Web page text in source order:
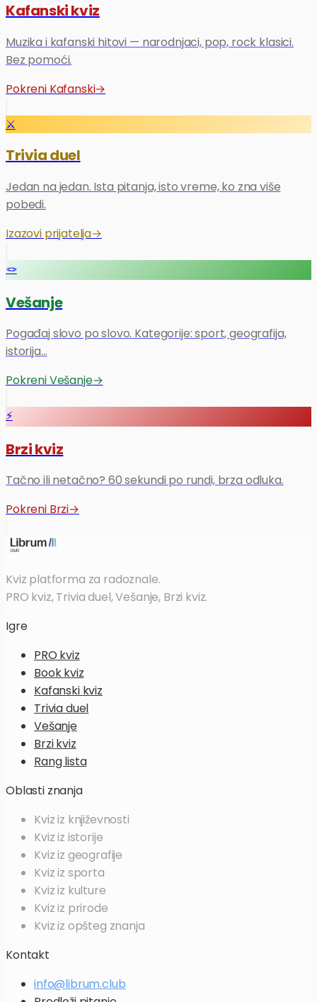
Kafanski kviz
Muzika i kafanski hitovi — narodnjaci, pop, rock klasici.
Bez pomoći.
Pokreni Kafanski→
⚔️
Trivia duel
Jedan na jedan. Ista pitanja, isto vreme, ko zna više
pobedi.
Izazovi prijatelja→
🪢
Vešanje
Pogađaj slovo po slovo. Kategorije: sport, geografija,
istorija…
Pokreni Vešanje→
⚡
Brzi kviz
Tačno ili netačno? 60 sekundi po rundi, brza odluka.
Pokreni Brzi→
Kviz platforma za radoznale.
PRO kviz, Trivia duel, Vešanje, Brzi kviz.
Igre
PRO kviz
Book kviz
Kafanski kviz
Trivia duel
Vešanje
Brzi kviz
Rang lista
Oblasti znanja
Kviz iz književnosti
Kviz iz istorije
Kviz iz geografije
Kviz iz sporta
Kviz iz kulture
Kviz iz prirode
Kviz iz opšteg znanja
Kontakt
info@librum.club